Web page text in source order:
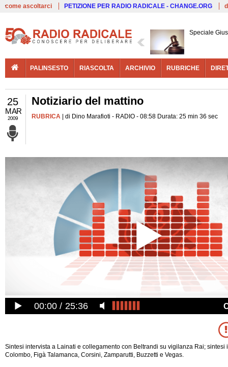
come ascoltarci PETIZIONE PER RADIO RADICALE - CHANGE.ORG
Speciale
PALINSESTO RIASCOLTA ARCHIVIO RUBRICHE
25
MAR
2009
Notiziario del mattino
RUBRICA | di Dino Marafioti - RADIO - 08:58 Durata: 25 min 36 sec
00:00 25:36
Sintesi intervista a Lainati e collegamento con Beltrandi su vigilanza Rai; sintesi
Colombo, Figà Talamanca, Corsini, Zamparutti, Buzzetti e Vegas.